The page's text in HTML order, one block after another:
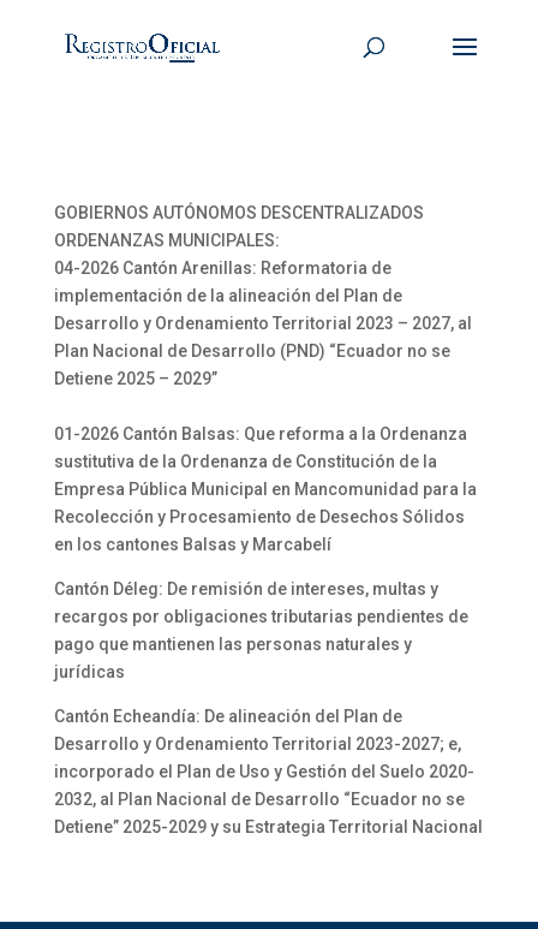
GOBIERNOS AUTÓNOMOS DESCENTRALIZADOS
ORDENANZAS MUNICIPALES:
04-2026 Cantón Arenillas: Reformatoria de
implementación de la alineación del Plan de
Desarrollo y Ordenamiento Territorial 2023 – 2027, al
Plan Nacional de Desarrollo (PND) “Ecuador no se
Detiene 2025 – 2029”
01-2026 Cantón Balsas: Que reforma a la Ordenanza
sustitutiva de la Ordenanza de Constitución de la
Empresa Pública Municipal en Mancomunidad para la
Recolección y Procesamiento de Desechos Sólidos
en los cantones Balsas y Marcabelí
Cantón Déleg: De remisión de intereses, multas y
recargos por obligaciones tributarias pendientes de
pago que mantienen las personas naturales y
jurídicas
Cantón Echeandía: De alineación del Plan de
Desarrollo y Ordenamiento Territorial 2023-2027; e,
incorporado el Plan de Uso y Gestión del Suelo 2020-
2032, al Plan Nacional de Desarrollo “Ecuador no se
Detiene” 2025-2029 y su Estrategia Territorial Nacional